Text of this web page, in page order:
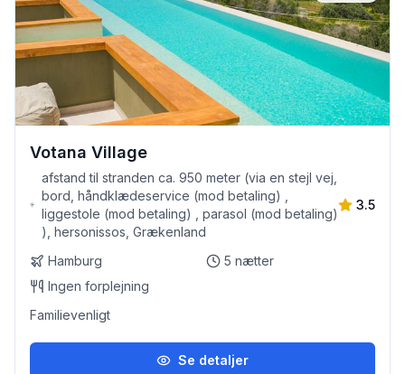
Votana Village
afstand til stranden ca. 950 meter (via en stejl vej,
bord, håndklædeservice (mod betaling) ,
liggestole (mod betaling) , parasol (mod betaling)
), hersonissos, Grækenland
3.5
Hamburg 5 nætter
Ingen forplejning
Familievenligt
Se detaljer